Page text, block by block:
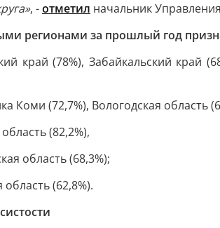
, -отметил начальник
регионами за прошлый год
край (78%), Забайкальский край
Коми (72,7%), Вологодская область
(82,2%),
область (68,3%);
(62,8%).